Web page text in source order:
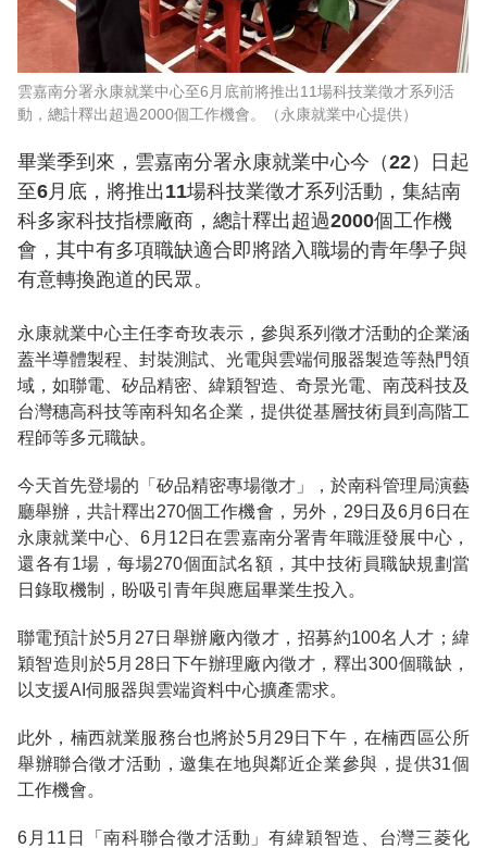
雲嘉南分署永康就業中心至6月底前將推出11場科技業徵才系列活
動，總計釋出超過2000個工作機會。（永康就業中心提供）
畢業季到來，雲嘉南分署永康就業中心今（22）日起
至6月底，將推出11場科技業徵才系列活動，集結南
科多家科技指標廠商，總計釋出超過2000個工作機
會，其中有多項職缺適合即將踏入職場的青年學子與
有意轉換跑道的民眾。
永康就業中心主任李奇玫表示，參與系列徵才活動的企業涵
蓋半導體製程、封裝測試、光電與雲端伺服器製造等熱門領
域，如聯電、矽品精密、緯穎智造、奇景光電、南茂科技及
台灣穗高科技等南科知名企業，提供從基層技術員到高階工
程師等多元職缺。
今天首先登場的「矽品精密專場徵才」，於南科管理局演藝
廳舉辦，共計釋出270個工作機會，另外，29日及6月6日在
永康就業中心、6月12日在雲嘉南分署青年職涯發展中心，
還各有1場，每場270個面試名額，其中技術員職缺規劃當
日錄取機制，盼吸引青年與應屆畢業生投入。
聯電預計於5月27日舉辦廠內徵才，招募約100名人才；緯
穎智造則於5月28日下午辦理廠內徵才，釋出300個職缺，
以支援AI伺服器與雲端資料中心擴產需求。
此外，楠西就業服務台也將於5月29日下午，在楠西區公所
舉辦聯合徵才活動，邀集在地與鄰近企業參與，提供31個
工作機會。
6月11日「南科聯合徵才活動」有緯穎智造、台灣三菱化